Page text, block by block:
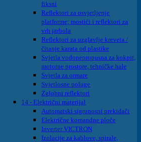
fiksni
Reflektori za osvjetljenje
platforme; mostići i reflektori za
vrh jarbola
Reflektori za uzglavlje kreveta /
čitanje karata od plastike
Svjetla vodonepropusna za kokpit,
motorne prostore, tehničke hale
Svjetla za ormare
Svjetlosne poluge
Zglobni reflektori
14 - Električni materijal
Automatski sigrunosni prekidači
Električne komandne ploče
Inverter VICTRON
Izolacije za kablove, spirale,